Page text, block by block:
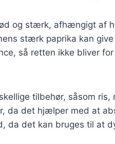
og stærk, afhængigt af
stærk paprika kan
så retten ikke bliver
tilbehør, såsom ris,
da det hjælper med at
da det kan bruges til at